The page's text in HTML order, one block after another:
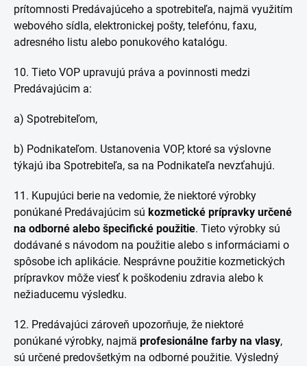
prítomnosti Predávajúceho a spotrebiteľa, najmä využitím
webového sídla, elektronickej pošty, telefónu, faxu,
adresného listu alebo ponukového katalógu.
10. Tieto VOP upravujú práva a povinnosti medzi
Predávajúcim a:
a) Spotrebiteľom,
b) Podnikateľom. Ustanovenia VOP, ktoré sa výslovne
týkajú iba Spotrebiteľa, sa na Podnikateľa nevzťahujú.
11. Kupujúci berie na vedomie, že niektoré výrobky
ponúkané Predávajúcim sú kozmetické prípravky určené
na odborné alebo špecifické použitie. Tieto výrobky sú
dodávané s návodom na použitie alebo s informáciami o
spôsobe ich aplikácie. Nesprávne použitie kozmetických
prípravkov môže viesť k poškodeniu zdravia alebo k
nežiaducemu výsledku.
12. Predávajúci zároveň upozorňuje, že niektoré
ponúkané výrobky, najmä profesionálne farby na vlasy,
sú určené predovšetkým na odborné použitie. Výsledný